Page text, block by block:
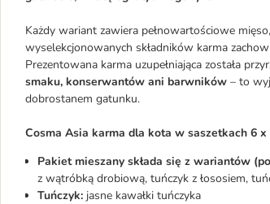
Każdy wariant zawiera pełnowartościowe
wyselekcjonowanych składników karma
Prezentowana karma uzupełniająca została
smaku, konserwantów ani barwników – to
dobrostanem gatunku.
Cosma Asia karma dla kota w saszetkach 6
Pakiet mieszany składa się z wariantów
z wątróbką drobiową, tuńczyk z łososiem,
Tuńczyk: jasne kawałki tuńczyka